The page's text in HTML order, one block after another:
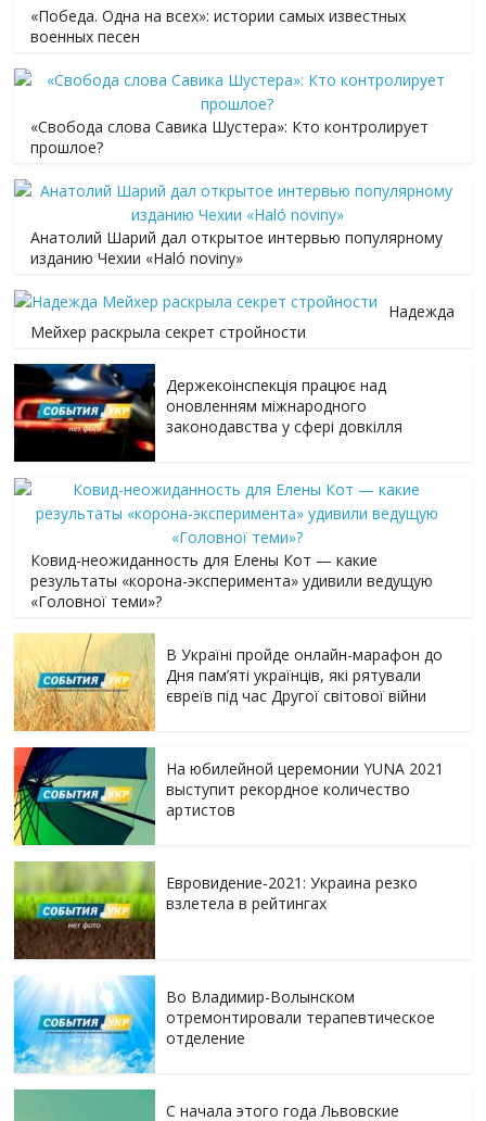
«Победа. Одна на всех»: истории самых известных
военных песен
«Свобода слова Савика Шустера»: Кто контролирует
прошлое?
Анатолий Шарий дал открытое интервью популярному
изданию Чехии «Haló noviny»
Надежда
Мейхер раскрыла секрет стройности
Держекоінспекція працює над
оновленням міжнародного
законодавства у сфері довкілля
Ковид-неожиданность для Елены Кот — какие
результаты «корона-эксперимента» удивили ведущую
«Головної теми»?
В Україні пройде онлайн-марафон до
Дня пам’яті українців, які рятували
євреїв під час Другої світової війни
На юбилейной церемонии YUNA 2021
выступит рекордное количество
артистов
Евровидение-2021: Украина резко
взлетела в рейтингах
Во Владимир-Волынском
отремонтировали терапевтическое
отделение
С начала этого года Львовские